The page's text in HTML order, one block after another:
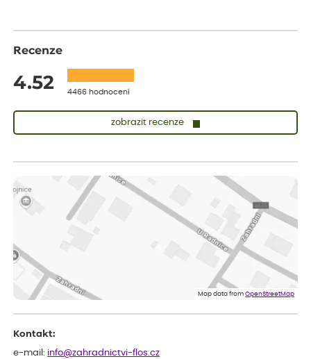
Recenze
4.52 4466 hodnocení
zobrazit recenze
Vše v pořádku, jsem spokojena.
ověřený nákup dnes
Rostlina mi přišla v dobrém stavu, jsem spokojená.
Zuzana
Spokojenost s dodáním kvalitních rostlin
Map data fromOpenStreetMap
Kontakt:
e-mail: info@zahradnictvi-flos.cz